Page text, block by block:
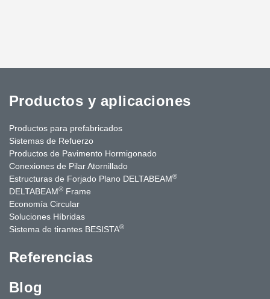
Productos y aplicaciones
Productos para prefabricados
Sistemas de Refuerzo
Productos de Pavimento Hormigonado
Conexiones de Pilar Atornillado
Estructuras de Forjado Plano DELTABEAM®
DELTABEAM® Frame
Economía Circular
Soluciones Híbridas
Sistema de tirantes BESISTA®
Referencias
Blog